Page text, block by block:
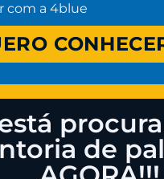
com a 4blue
de